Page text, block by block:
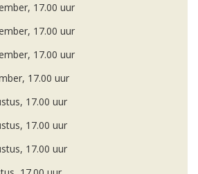
17.00 uur
17.00 uur
17.00 uur
17.00 uur
17.00 uur
17.00 uur
17.00 uur